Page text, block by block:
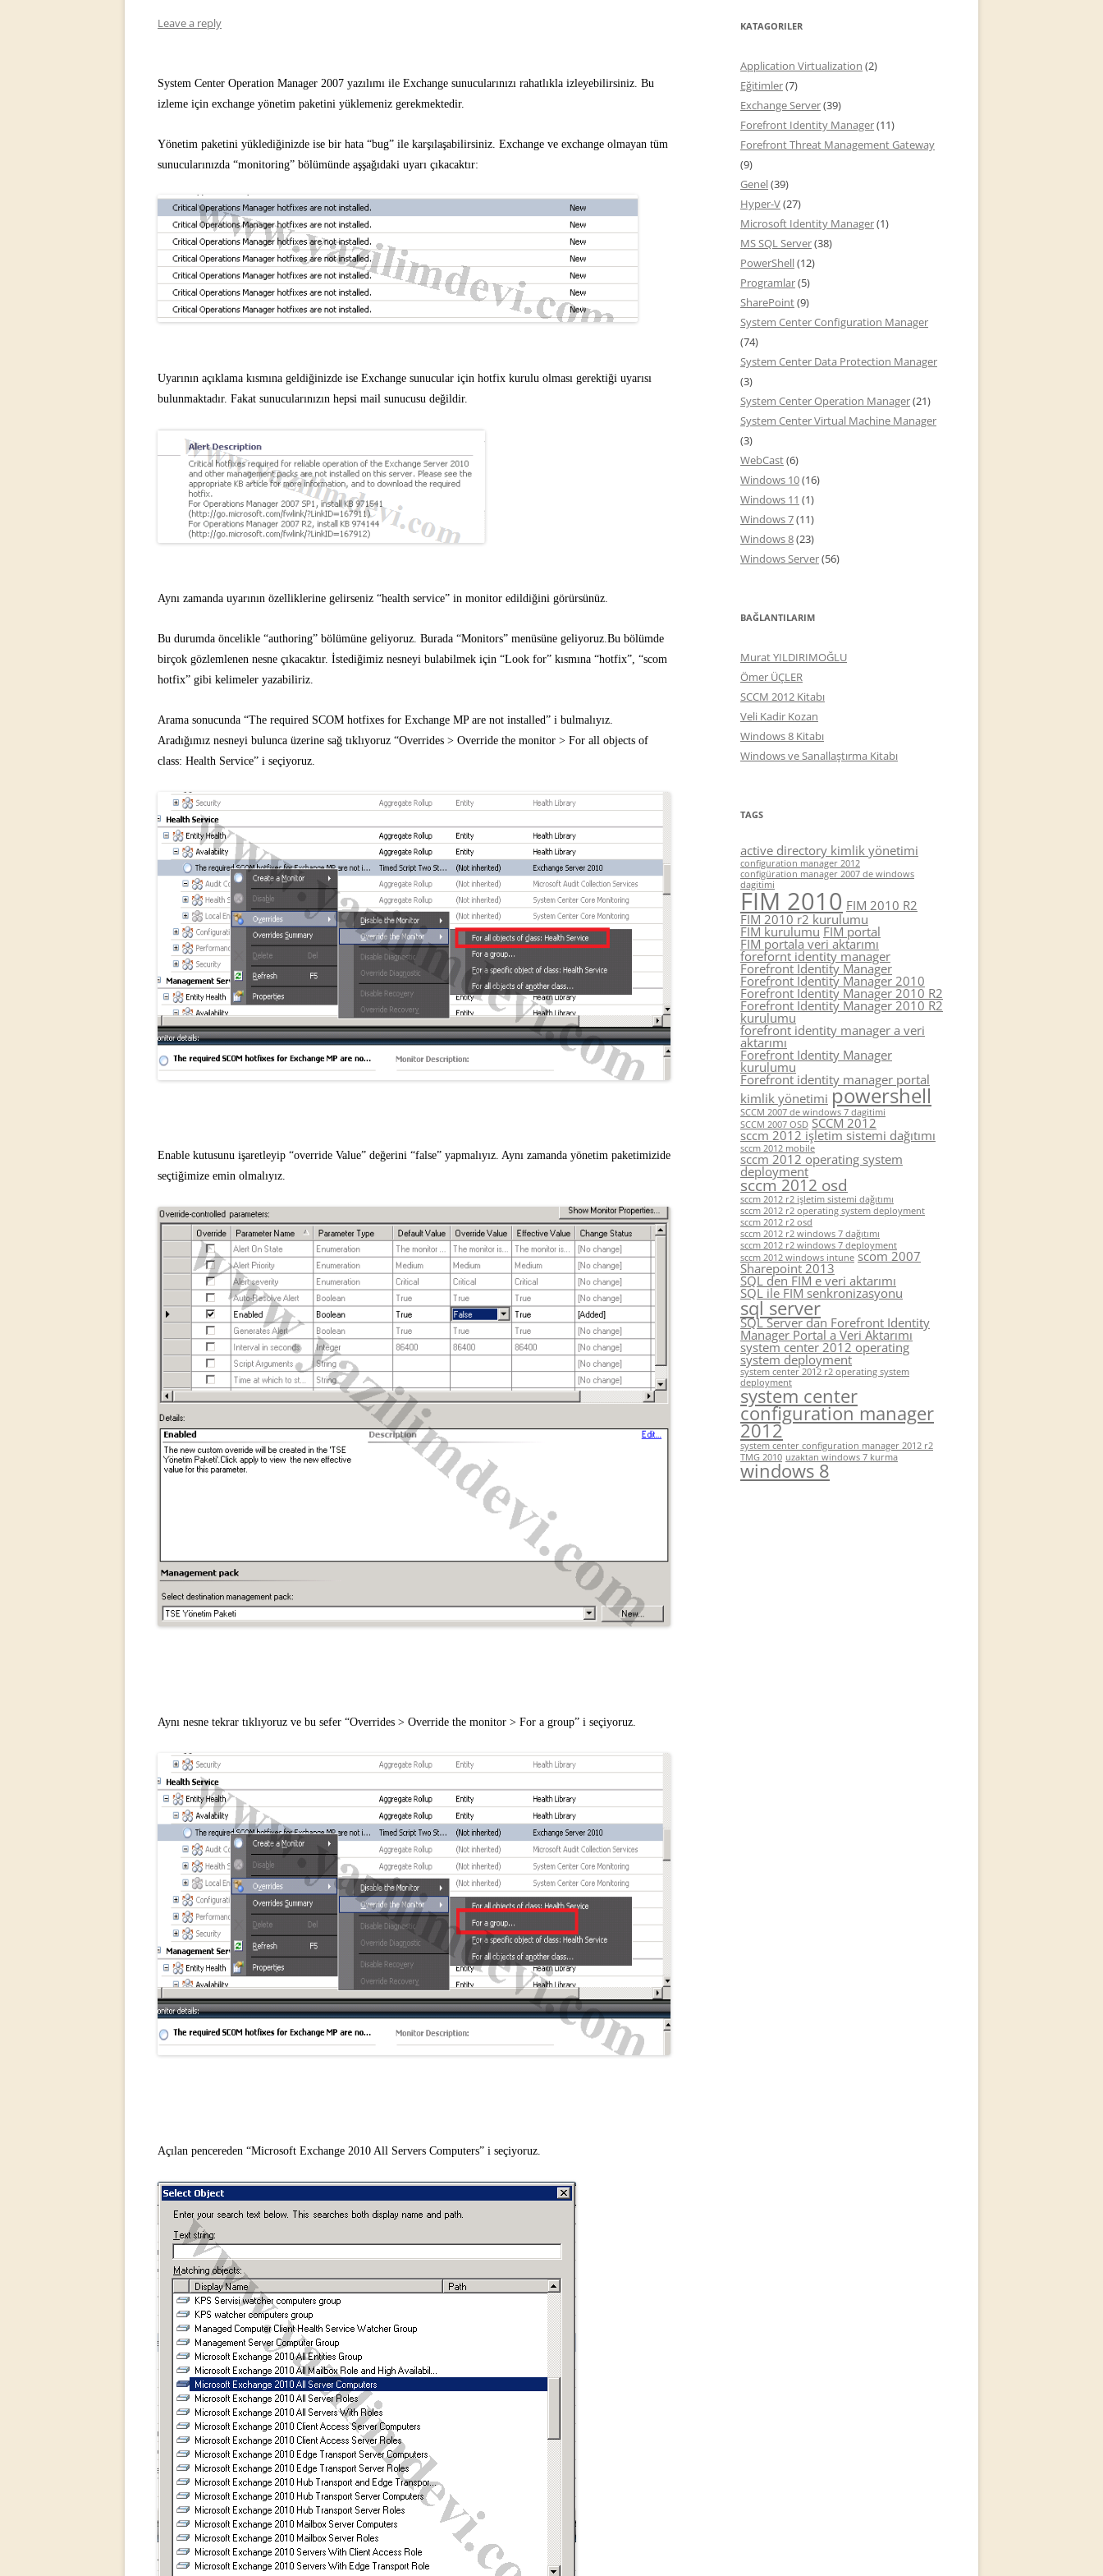
Leave a reply
System Center Operation Manager 2007 yazılımı ile Exchange sunucularınızı rahatlıkla izleyebilirsiniz. Bu
izleme için exchange yönetim paketini yüklemeniz gerekmektedir.
Yönetim paketini yüklediğinizde ise bir hata “bug” ile karşılaşabilirsiniz. Exchange ve exchange olmayan tüm
sunucularınızda “monitoring” bölümünde aşşağıdaki uyarı çıkacaktır:
Uyarının açıklama kısmına geldiğinizde ise Exchange sunucular için hotfix kurulu olması gerektiği uyarısı
bulunmaktadır. Fakat sunucularınızın hepsi mail sunucusu değildir.
Aynı zamanda uyarının özelliklerine gelirseniz “health service” in monitor edildiğini görürsünüz.
Bu durumda öncelikle “authoring” bölümüne geliyoruz. Burada “Monitors” menüsüne geliyoruz.Bu bölümde
birçok gözlemlenen nesne çıkacaktır. İstediğimiz nesneyi bulabilmek için “Look for” kısmına “hotfix”, “scom
hotfix” gibi kelimeler yazabiliriz.
Arama sonucunda “The required SCOM hotfixes for Exchange MP are not installed” i bulmalıyız.
Aradığımız nesneyi bulunca üzerine sağ tıklıyoruz “Overrides > Override the monitor > For all objects of
class: Health Service” i seçiyoruz.
Enable kutusunu işaretleyip “override Value” değerini “false” yapmalıyız. Aynı zamanda yönetim paketimizide
seçtiğimize emin olmalıyız.
Aynı nesne tekrar tıklıyoruz ve bu sefer “Overrides > Override the monitor > For a group” i seçiyoruz.
Açılan pencereden “Microsoft Exchange 2010 All Servers Computers” i seçiyoruz.
KATAGORILER
Application Virtualization (2)
Eğitimler(7)
Exchange Server(39)
Forefront Identity Manager(11)
Forefront Threat Management Gateway
(9)
Genel(39)
Hyper-V(27)
Microsoft Identity Manager(1)
MS SQL Server(38)
PowerShell(12)
Programlar(5)
SharePoint(9)
System Center Configuration Manager
(74)
System Center Data Protection Manager
(3)
System Center Operation Manager(21)
System Center Virtual Machine Manager
(3)
WebCast(6)
Windows 10(16)
Windows 11 (1)
Windows 7(11)
Windows 8(23)
Windows Server(56)
BAĞLANTILARIM
Murat YILDIRIMOĞLU
Ömer ÜÇLER
SCCM 2012 Kitabı
Veli Kadir Kozan
Windows 8 Kitabı
Windows ve Sanallaştırma Kitabı
TAGS
active directory kimlik yönetimi
configuration manager 2012
configüration manager 2007 de windows
dagitimi
FIM 2010 FIM 2010 R2
FIM 2010 r2 kurulumu
FIM kurulumu FIM portal
FIM portala veri aktarımı
forefornt identity manager
Forefront Identity Manager
Forefront Identity Manager 2010
Forefront Identity Manager 2010 R2
Forefront Identity Manager 2010 R2
kurulumu
forefront identity manager a veri
aktarımı
Forefront Identity Manager
kurulumu
Forefront identity manager portal
kimlik yönetimi powershell
SCCM 2007 de windows 7 dagitimi
SCCM 2007 OSD SCCM 2012
sccm 2012 işletim sistemi dağıtımı
sccm 2012 mobile
sccm 2012 operating system
deployment
sccm 2012 osd
sccm 2012 r2 işletim sistemi dağıtımı
sccm 2012 r2 operating system deployment
sccm 2012 r2 osd
sccm 2012 r2 windows 7 dağıtımı
sccm 2012 r2 windows 7 deployment
sccm 2012 windows intune scom 2007
Sharepoint 2013
SQL den FIM e veri aktarımı
SQL ile FIM senkronizasyonu
sql server
SQL Server dan Forefront Identity
Manager Portal a Veri Aktarımı
system center 2012 operating
system deployment
system center 2012 r2 operating system
deployment
system center
configuration manager
2012
system center configuration manager 2012 r2
TMG 2010 uzaktan windows 7 kurma
windows 8